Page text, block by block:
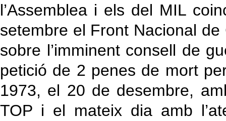
l’Assemblea i els del MIL
setembre el Front Nacional
sobre l’imminent consell de
petició de 2 penes de mort
1973, el 20 de desembre,
TOP i el mateix dia amb